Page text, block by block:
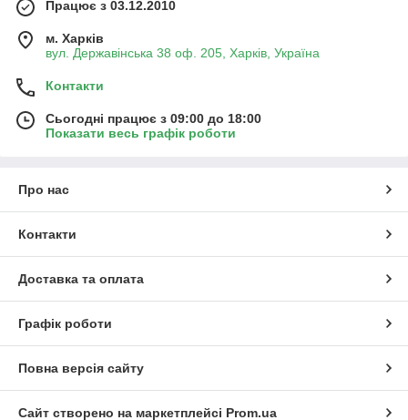
Працює з 03.12.2010
м. Харків
вул. Державінська 38 оф. 205, Харків, Україна
Контакти
Сьогодні працює з 09:00 до 18:00
Показати весь графік роботи
Про нас
Контакти
Доставка та оплата
Графік роботи
Повна версія сайту
Сайт створено на маркетплейсі Prom.ua